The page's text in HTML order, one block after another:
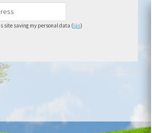
site saving my personal data (läs)